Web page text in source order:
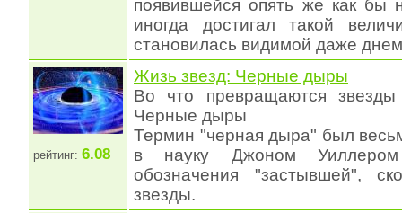
появившейся опять же как бы
иногда достигал такой
становилась видимой даже днем
рейтинг: 6.08
Жизь звезд: Черные дыры
Во что превращаются
Черные дыры
Термин "черная дыра" был
в науку Джоном
обозначения "застывшей",
звезды.